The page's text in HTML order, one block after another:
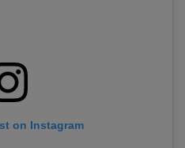
on Instagram